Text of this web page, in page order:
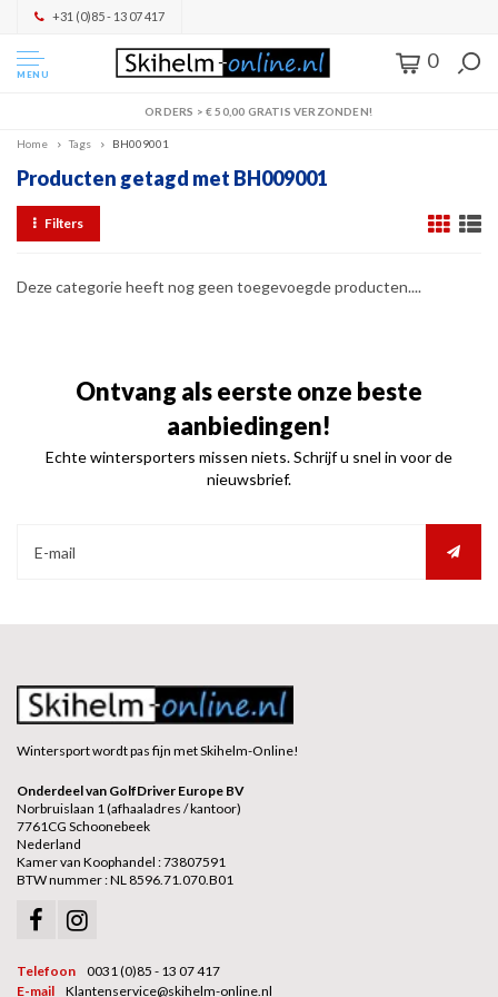
+31 (0)85 - 13 07 417
MENU
0
ORDERS > € 50,00 GRATIS VERZONDEN!
Home Tags BH009001
Producten getagd met BH009001
Filters
Deze categorie heeft nog geen toegevoegde producten....
Ontvang als eerste onze beste
aanbiedingen!
Echte wintersporters missen niets. Schrijf u snel in voor de
nieuwsbrief.
Wintersport wordt pas fijn met Skihelm-Online!
Onderdeel van GolfDriver Europe BV
Norbruislaan 1 (afhaaladres / kantoor)
7761CG Schoonebeek
Nederland
Kamer van Koophandel : 73807591
BTW nummer : NL 8596.71.070.B01
Telefoon
0031 (0)85 - 13 07 417
E-mail
Klantenservice@skihelm-online.nl